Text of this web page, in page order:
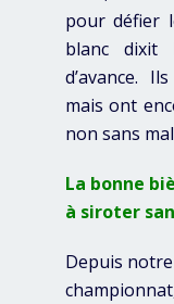
pour défier
blanc dixit
d’avance.
mais ont
non sans
La bonne
à siroter
Depuis